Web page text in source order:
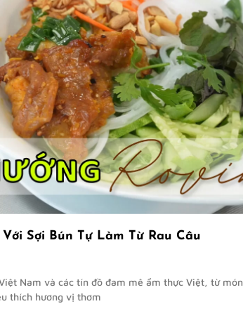
Sợi Bún Tự Làm Từ Rau Câu
Nam và các tín đồ đam mê ẩm thực Việt, từ
thích hương vị thơm